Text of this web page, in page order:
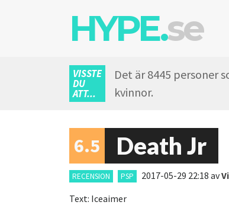
HYPE.se
VISSTE
DU
ATT...
Det är 8445 personer
kvinnor.
6.5 Death Jr
RECENSION PSP 2017-05-29 22:18 av
Text: Iceaimer